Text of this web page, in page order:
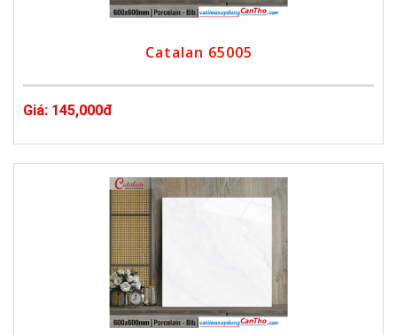
Catalan 65005
Giá: 145,000đ